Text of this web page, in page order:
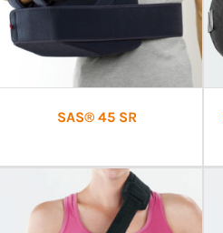
SAS® 45 SR